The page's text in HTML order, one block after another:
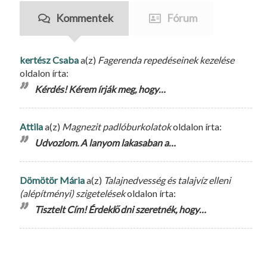
Kommentek Fórum
kertész Csabaa(z) Fagerenda repedéseinek kezelése
oldalon írta:
Kérdés! Kérem írják meg, hogy…
Attilaa(z) Magnezit padlóburkolatokoldalon írta:
Udvozlom. A lanyom lakasaban a…
Dömötör Máriaa(z) Talajnedvesség és talajvíz elleni
(alépítményi) szigetelésekoldalon írta:
Tisztelt Cím! Érdeklődni szeretnék, hogy…